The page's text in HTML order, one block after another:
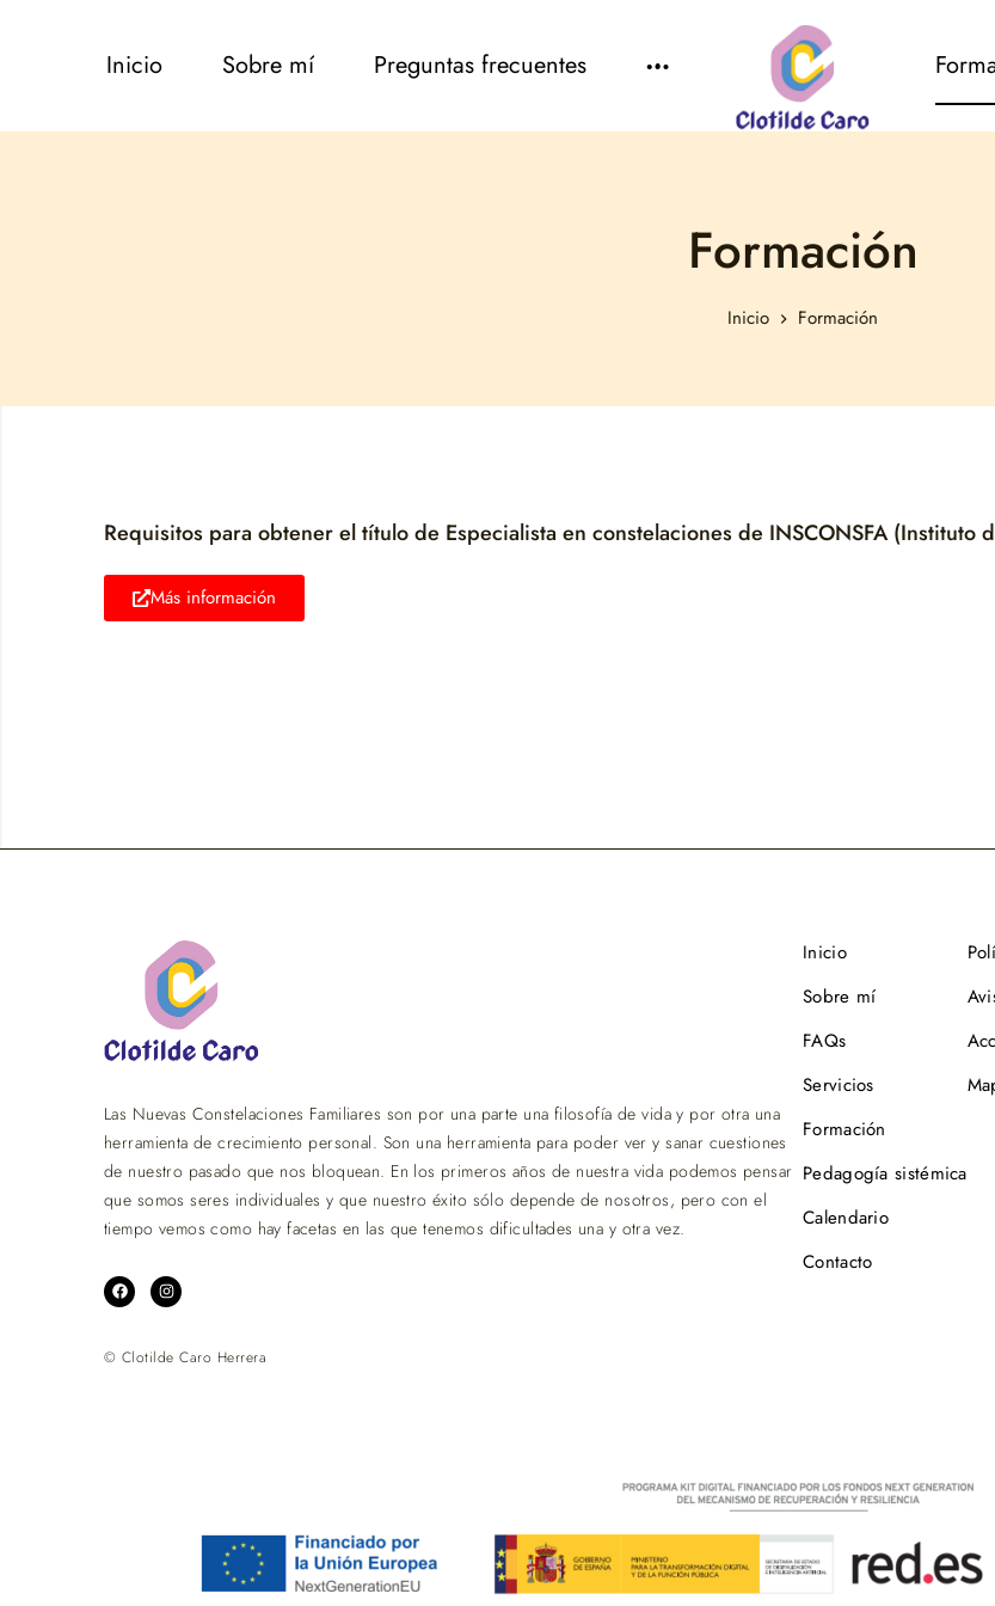
Inicio Sobre mí Preguntas frecuentes
Formación
Inicio Formación
Requisitos para obtener el título de Especialista en constelaciones de INSCONSFA (Instituto
Más información
Las Nuevas Constelaciones Familiares son por una parte una filosofía de vida y por otra una
herramienta de crecimiento personal. Son una herramienta para poder ver y sanar cuestiones
de nuestro pasado que nos bloquean. En los primeros años de nuestra vida podemos pensar
que somos seres individuales y que nuestro éxito sólo depende de nosotros, pero con el
tiempo vemos como hay facetas en las que tenemos dificultades una y otra vez.
© Clotilde Caro Herrera
Inicio
Sobre mí
FAQs
Servicios
Formación
Pedagogía sistémica
Calendario
Contacto